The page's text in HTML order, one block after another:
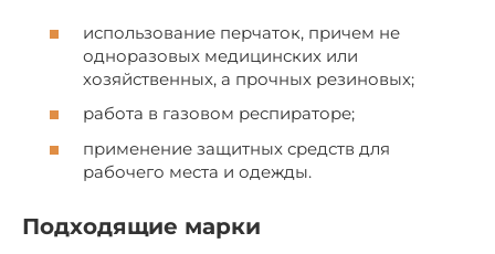
использование перчаток, причем не
одноразовых медицинских или
хозяйственных, а прочных резиновых;
работа в газовом респираторе;
применение защитных средств для
рабочего места и одежды.
Подходящие марки